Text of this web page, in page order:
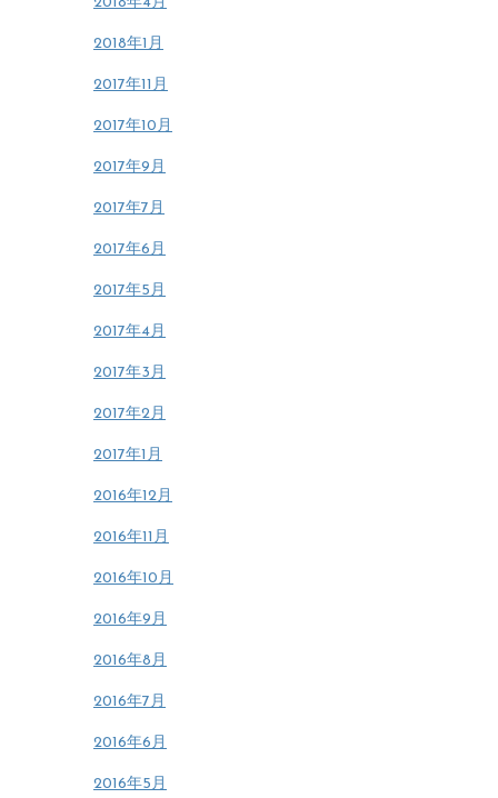
2018年1月
2017年11月
2017年10月
2017年9月
2017年7月
2017年6月
2017年5月
2017年4月
2017年3月
2017年2月
2017年1月
2016年12月
2016年11月
2016年10月
2016年9月
2016年8月
2016年7月
2016年6月
2016年5月